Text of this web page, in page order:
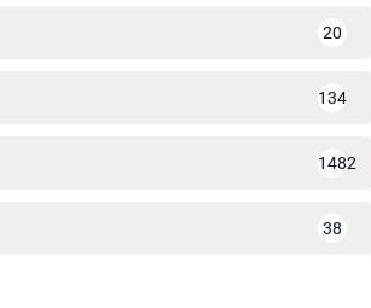
20
134
1482
38